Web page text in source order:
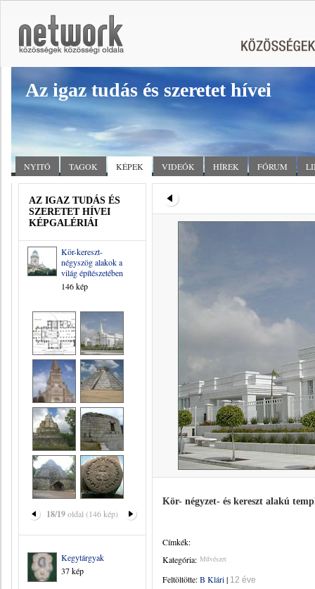
Az igaz tudás és szeretet hívei
NYITÓ TAGOK KÉPEK VIDEÓK HÍREK FÓRUM
AZ IGAZ TUDÁS ÉS
SZERETET HÍVEI
KÉPGALÉRIÁI
Kör-kereszt-
négyszög alakok a
világ építészetében
146 kép
18/19oldal (146 kép)
Kegytárgyak
37 kép
Kör- négyzet- és kereszt alakú
Címkék:
Kategória: Művészet
Feltöltötte:B Klári| 12 éve